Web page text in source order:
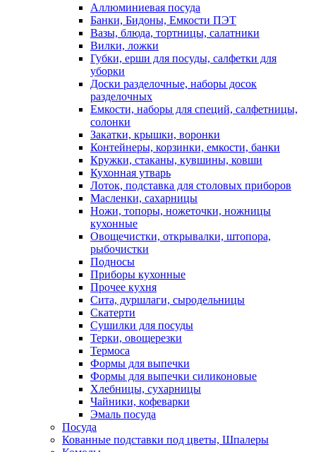
Аллюминиевая посуда
Банки, Бидоны, Емкости ПЭТ
Вазы, блюда, тортницы, салатники
Вилки, ложки
Губки, ерши для посуды, салфетки для
уборки
Доски разделочные, наборы досок
разделочных
Емкости, наборы для специй, салфетницы,
солонки
Закатки, крышки, воронки
Контейнеры, корзинки, емкости, банки
Кружки, стаканы, кувшины, ковши
Кухонная утварь
Лоток, подставка для столовых приборов
Масленки, сахарницы
Ножи, топоры, ножеточки, ножницы
кухонные
Овощечистки, открывалки, штопора,
рыбочистки
Подносы
Приборы кухонные
Прочее кухня
Сита, дуршлаги, сыродельницы
Скатерти
Сушилки для посуды
Терки, овощерезки
Термоса
Формы для выпечки
Формы для выпечки силиконовые
Хлебницы, сухарницы
Чайники, кофеварки
Эмаль посуда
Посуда
Кованные подставки под цветы, Шпалеры